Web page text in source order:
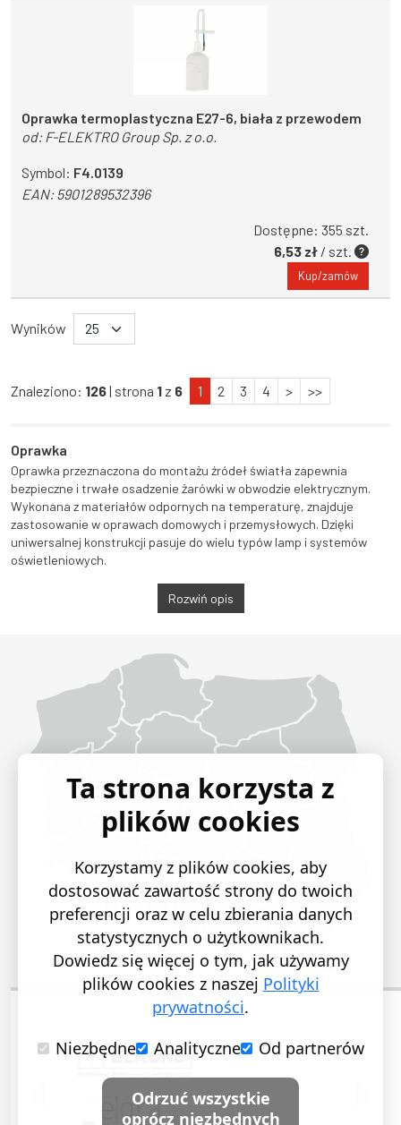
Oprawka termoplastyczna E27-6, biała z przewodem
od: F-ELEKTRO Group Sp. z o.o.
Symbol: F4.0139
EAN:5901289532396
Dostępne: 355 szt.
6,53 zł / szt.
Kup/zamów
Wyników
Znaleziono: 126| strona 1 z 6 1 2 3 4 > >>
Oprawka
Oprawka przeznaczona do montażu źródeł światła zapewnia
bezpieczne i trwałe osadzenie żarówki w obwodzie elektrycznym.
Wykonana z materiałów odpornych na temperaturę, znajduje
zastosowanie w oprawach domowych i przemysłowych. Dzięki
uniwersalnej konstrukcji pasuje do wielu typów lamp i systemów
oświetleniowych.
Rozwiń opis
POPRZEDNI SLAJD
Ta strona korzysta z
plików cookies
Korzystamy z plików cookies, aby
dostosować zawartość strony do twoich
preferencji oraz w celu zbierania danych
statystycznych o użytkownikach.
Dowiedz się więcej o tym, jak używamy
plików cookies z naszej Polityki
prywatności.
Niezbędne
Analityczne Od partnerów
Odrzuć wszystkie
oprócz niezbędnych